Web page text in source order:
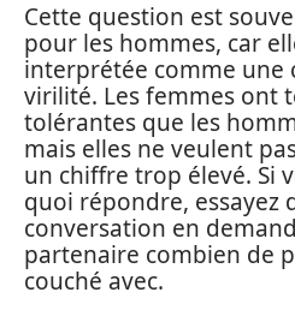
Cette question est
pour les hommes, car
interprétée comme une
virilité. Les femmes ont
tolérantes que les
mais elles ne veulent
un chiffre trop élevé. Si
quoi répondre, essayez
conversation en
partenaire combien de
couché avec.